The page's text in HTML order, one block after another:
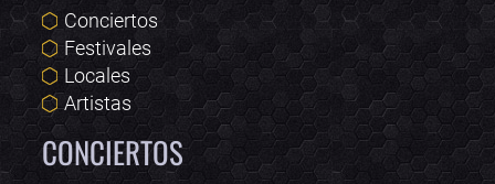
Conciertos
Festivales
Locales
Artistas
CONCIERTOS